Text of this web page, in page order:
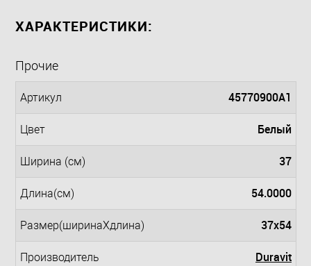
ХАРАКТЕРИСТИКИ:
Прочие
Артикул 45770900A1
Цвет Белый
Ширина (см) 37
Длина(см) 54.0000
Размер(ширинаXдлина) 37x54
Производитель Duravit